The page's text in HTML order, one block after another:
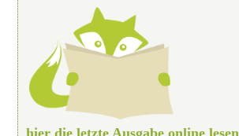
hier die letzte Ausgabe online lesen